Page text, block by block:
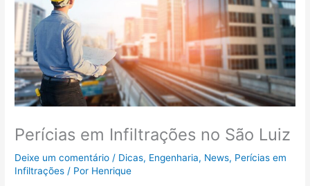
Perícias em Infiltrações no São Luiz
Deixe um comentário / Dicas, Engenharia, News, Perícias em
Infiltrações / Por Henrique